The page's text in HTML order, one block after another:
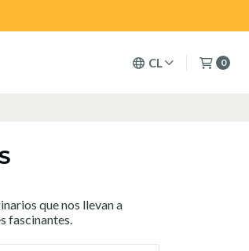
CL 0
que nos llevan a
fascinantes.